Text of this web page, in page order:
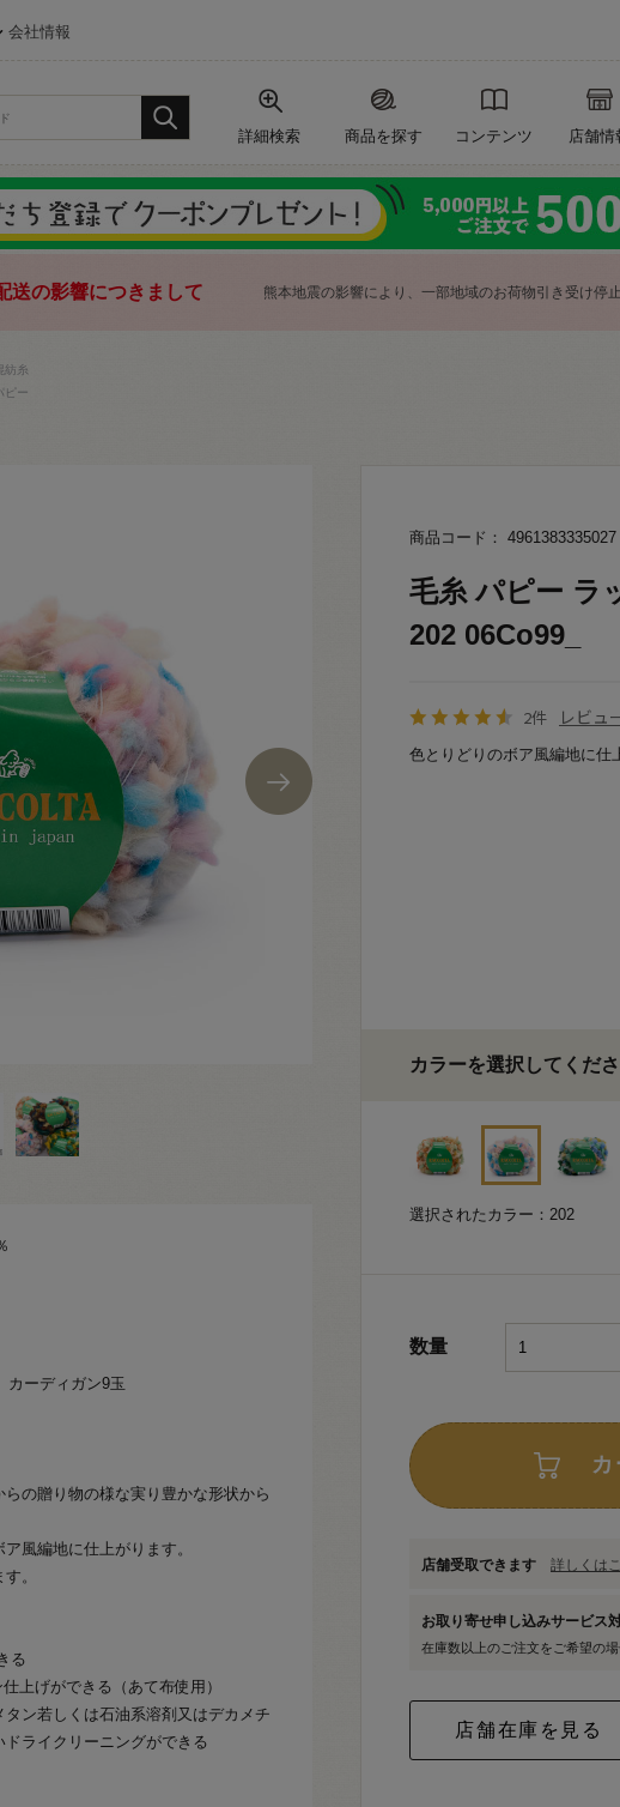
会社情報
詳細検索 商品を探す コンテンツ 店舗情
送の影響につきまして 熊本地震の影響により、一部地域のお荷物引き受け停
紡糸
ピー
カーディガン9玉
らの贈り物の様な実り豊かな形状から
風編地に仕上がります。
。
る
上げができる（あて布使用）
ン若しくは石油系溶剤又はデカメチ
ライクリーニングができる
商品コード： 4961383335027
毛糸 パピー ラ
202 06Co99_
2件 レビュ
色とりどりのボア風編地に仕
カラーを選択してくだ
選択されたカラー：202
数量
店舗受取できます 詳しくは
お取り寄せ申し込みサービス
在庫数以上のご注文をご希望の